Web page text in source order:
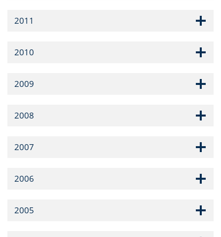
2011
2010
2009
2008
2007
2006
2005